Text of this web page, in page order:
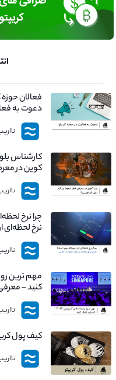
فعالان حوزه
دعوت به
کارشناس
کوین در
چیست؟
چرا نرخ
نرخ لحظه‌ای
کنید –
کیف پول